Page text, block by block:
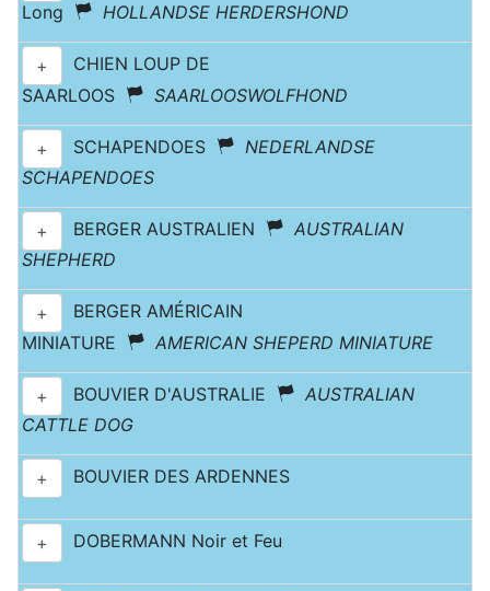
Long
HOLLANDSE HERDERSHOND
+
CHIEN LOUP DE
SAARLOOS
SAARLOOSWOLFHOND
+ SCHAPENDOES
NEDERLANDSE
SCHAPENDOES
+ BERGER AUSTRALIEN
AUSTRALIAN
SHEPHERD
+
BERGER AMÉRICAIN
MINIATURE
AMERICAN SHEPERD MINIATURE
+ BOUVIER D'AUSTRALIE
AUSTRALIAN
CATTLE DOG
+ BOUVIER DES ARDENNES
+ DOBERMANN Noir et Feu